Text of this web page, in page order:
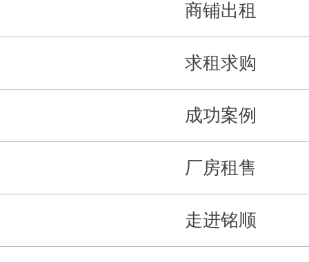
商铺出租
求租求购
成功案例
厂房租售
走进铭顺